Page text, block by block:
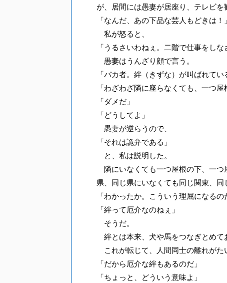
が、居間には愚妻が居座り、テレビを
「なんだ、あの下品な芸人もどきは！」
私が怒ると、
「うるさいわねぇ。二階で仕事をしな
愚妻はうんざり顔で言う。
「バカ者。絆（きずな）が叫ばれて
「わざわざ隣に座らなくても、一つ
「ダメだ」
「どうしてよ」
愚妻が逆らうので、
「それは詭弁である」
と、私は説明した。
隣にいなくても一つ屋根の下、一つ
県、同じ県にいなくても同じ関東、同
「わかったか。こういう理屈になるの
「絆って厄介なのねぇ」
そうだ。
絆とは本来、犬や馬をつなぎとめて
これが転じて、人間同士の離れがた
「だから厄介な絆もあるのだ」
「ちょっと、どういう意味よ」